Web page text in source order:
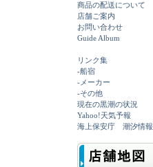
商品の配送について
店舗ご案内
お問い合わせ
Guide Album
リンク集
-船宿
-メーカー
-その他
現在の黒潮の状況
Yahoo!天気予報
海上保安庁 潮汐情報